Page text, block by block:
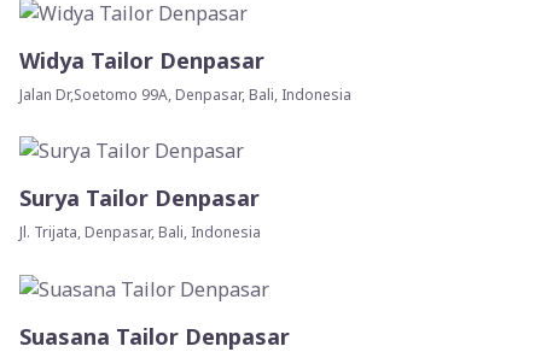
Widya Tailor Denpasar
Jalan Dr,Soetomo 99A, Denpasar, Bali, Indonesia
Surya Tailor Denpasar
Jl. Trijata, Denpasar, Bali, Indonesia
Suasana Tailor Denpasar